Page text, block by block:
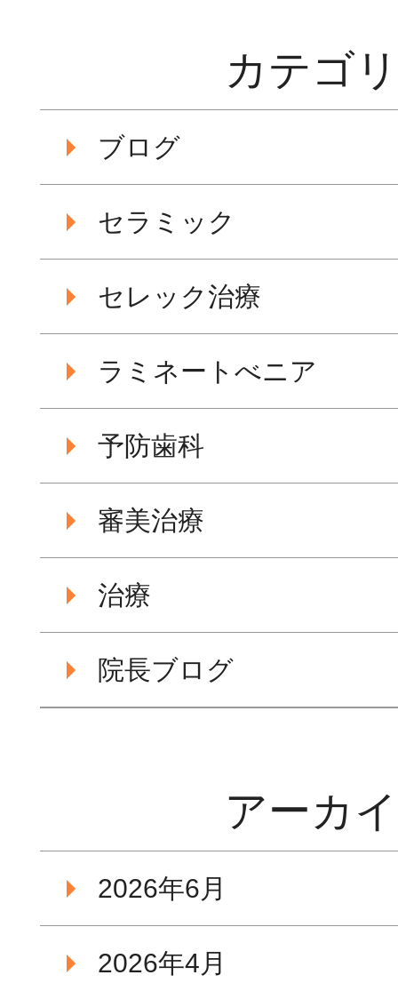
カテゴ
ブログ
セラミック
セレック治療
ラミネートべニア
予防歯科
審美治療
治療
院長ブログ
アーカ
2026年6月
2026年4月